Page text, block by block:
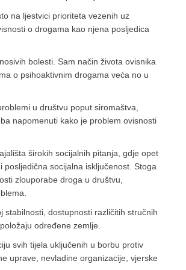
na ljestvici prioriteta vezenih uz
o drogama kao njena posljedica
bolesti. Sam način života ovisnika
o psihoaktivnim drogama veća no u
u društvu poput siromaštva,
napomenuti kako je problem ovisnosti
širokih socijalnih pitanja, gdje opet
socijalna isključenost. Stoga
zlouporabe droga u društvu,
stabilnosti, dostupnosti različitih stručnih
određene zemlje.
svih tijela uključenih u borbu protiv
uprave, nevladine organizacije, vjerske